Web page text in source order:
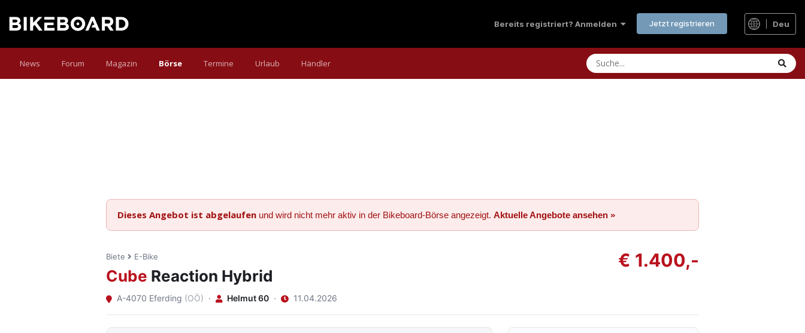
Bereits registriert? Anmelden Jetzt registrieren Deu
News Forum Magazin Börse Termine Urlaub Händler
Dieses Angebot ist abgelaufen und wird nicht mehr aktiv in der Bikeboard-Börse angezeigt. Aktuelle Angebote ansehen »
Biete E-Bike
Cube Reaction Hybrid
A-4070 Eferding (OÖ) · Helmut 60 · 11.04.2026
€ 1.400,-